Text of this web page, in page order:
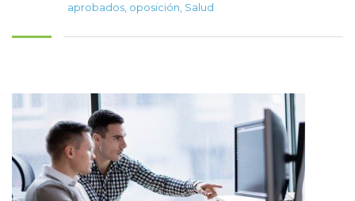
aprobados oposición Salud